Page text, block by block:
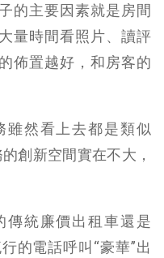
的主要因素就是房間
量時間看照片、讀評
佈置越好，和房客的
雖然看上去都是類似
創新空間實在不大，
傳統廉價出租車還是
的電話呼叫“豪華”出